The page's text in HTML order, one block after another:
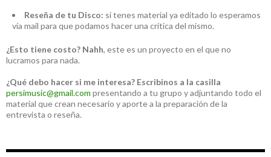
Reseña de tu Disco: si tenes material ya editado lo esperamos
vía mail para que podamos hacer una crítica del mismo.
¿Esto tiene costo? Nahh, este es un proyecto en el que no
lucramos para nada.
¿Qué debo hacer si me interesa? Escribinos a la casilla
persimusic@gmail.com presentando a tu grupo y adjuntando todo el
material que crean necesario y aporte a la preparación de la
entrevista o reseña.